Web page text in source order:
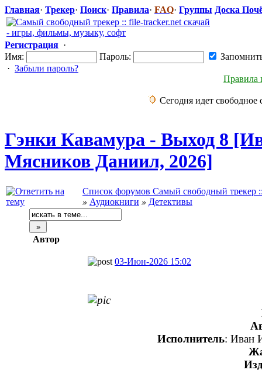
Главная· Трекер· Поиск· Правила· FAQ· Группы Доска
Регистрация ·
Имя:
Пароль:
· Забыли пароль?
Правила
Сегодня идет свободное
Гэнки Кавамура - Выход 8
Мясников Даниил, 2026]
Список форумов Самый свободный трекер
» Аудиокниги » Детективы
Автор
03-Июн-2026 15:02
Исполнитель: Иван